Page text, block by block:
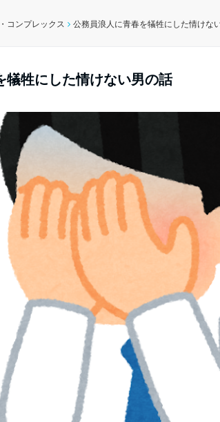
コンプレックス 公務員浪人に青春を犠牲にした情けな
犠牲にした情けない男の話